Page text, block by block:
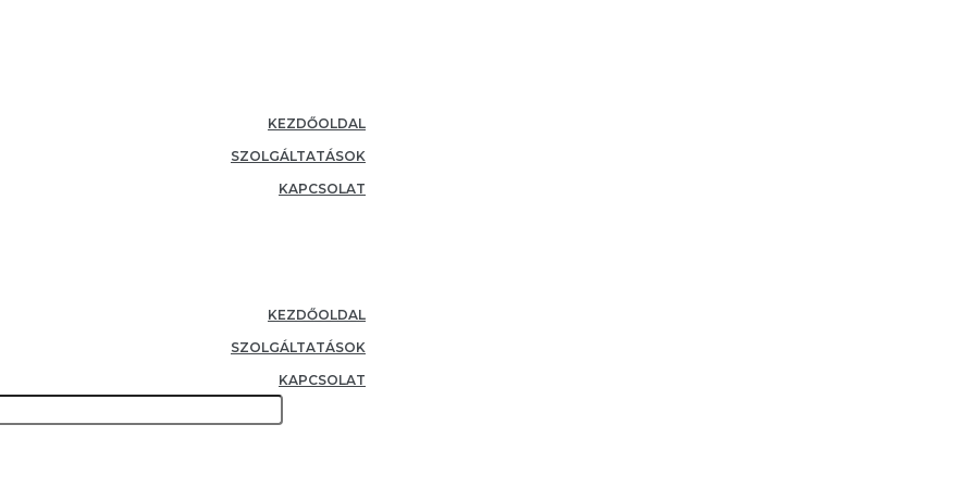
KEZDŐOLDAL
SZOLGÁLTATÁSOK
KAPCSOLAT
KEZDŐOLDAL
SZOLGÁLTATÁSOK
KAPCSOLAT